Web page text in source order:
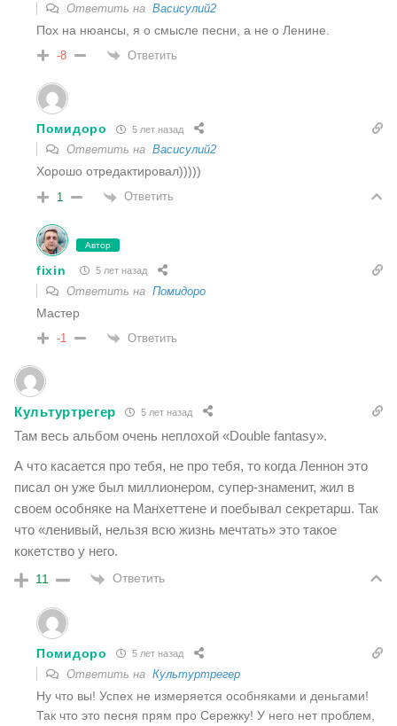
Ответить на Васисулий2
Пох на нюансы, я о смысле песни, а не о Ленине.
-8 Ответить
Помидоро 5 лет назад
Ответить на Васисулий2
Хорошо отредактировал)))))
1 Ответить
Автор
fixin 5 лет назад
Ответить на Помидоро
Мастер
-1 Ответить
Культуртрегер 5 лет назад
Там весь альбом очень неплохой «Double fantasy».
А что касается про тебя, не про тебя, то когда Леннон это
писал он уже был миллионером, супер-знаменит, жил в
своем особняке на Манхеттене и поебывал секретарш. Так
что «ленивый, нельзя всю жизнь мечтать» это такое
кокетство у него.
11 Ответить
Помидоро 5 лет назад
Ответить на Культуртрегер
Ну что вы! Успех не измеряется особняками и деньгами!
Так что это песня прям про Сережку! У него нет проблем,